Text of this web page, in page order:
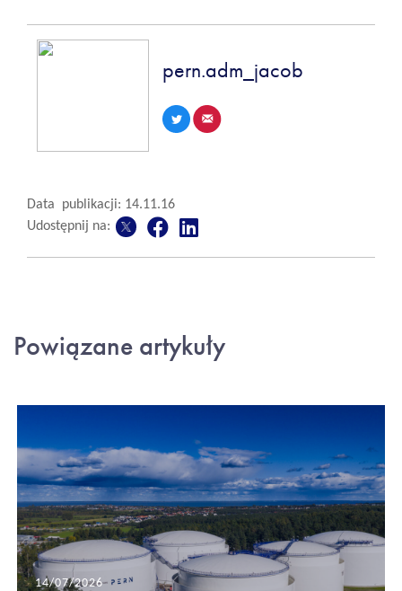
pern.adm_jacob
Data publikacji: 14.11.16
Udostępnij na:
Powiązane artykuły
14/07/2026